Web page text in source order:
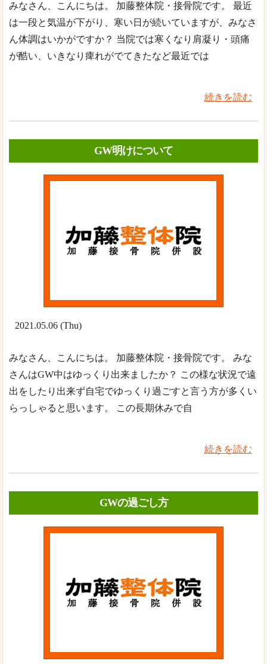
みなさん、こんにちは。 加藤整体院・接骨院です。 最近
は一段と気温が下がり、寒い日が続いていますが、みなさ
ん体調はいかがですか？ 当院では寒くなり肩凝り・頭痛
が酷い、いきなり痺れがでてきたなど最近では
続きを読む
GW明けについて
2021.05.06 (Thu)
みなさん、こんにちは。 加藤整体院・接骨院です。 みな
さんはGW中はゆっくり出来ましたか？ この様な状況で遠
出をしたり出来ず自宅でゆっくり過ごすと言う方が多くい
らっしゃると思います。 この長期休みで自
続きを読む
GWの過ごし方